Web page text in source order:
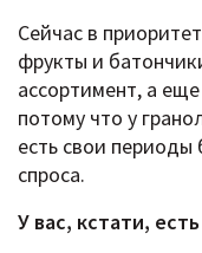
Сейчас в
фрукты и
ассортимент, а
потому что у
есть свои периоды
спроса.
У вас, кстати,